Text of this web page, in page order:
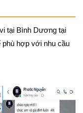
tại Bình Dương tại
hợp với nhu cầu